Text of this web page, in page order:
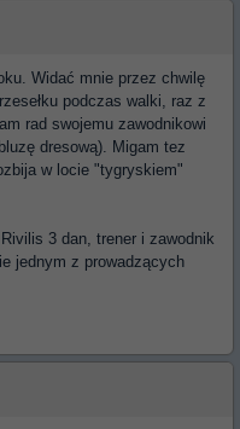
Widać mnie przez chwilę
podczas walki, raz z
rad swojemu zawodnikowi
dresową). Migam tez
w locie "tygryskiem"
3 dan, trener i zawodnik
jednym z prowadzących